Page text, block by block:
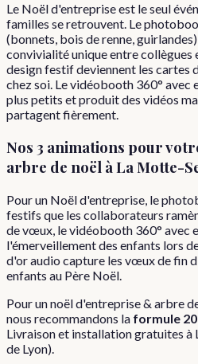
Le Noël d'entreprise est le seul
familles se retrouvent. Le
(bonnets, bois de renne,
convivialité unique entre collègues
design festif deviennent les cartes
chez soi. Le vidéobooth 360° avec
plus petits et produit des vidéos
partagent fièrement.
Nos 3 animations pour
arbre de noël à La Motte-
Pour un Noël d'entreprise, le
festifs que les collaborateurs
de vœux, le vidéobooth 360° avec
l'émerveillement des enfants lors
d'or audio capture les vœux de fin
enfants au Père Noël.
Pourunnoël d'entreprise & arbre
nous recommandons la formule
Livraison et installation gratuites à
de Lyon).